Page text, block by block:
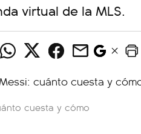
virtual de la MLS.
cuesta y cómo